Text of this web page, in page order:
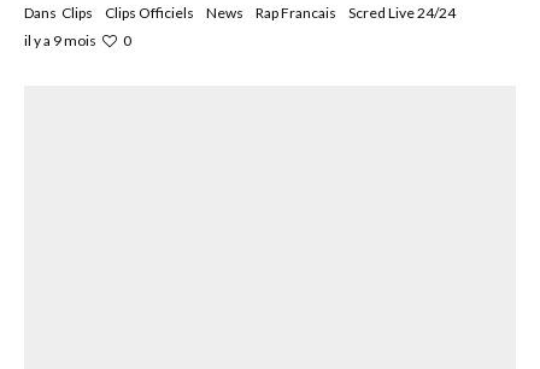
Dans Clips Clips Officiels News Rap Francais
Scred Live 24/24
il y a 9 mois
0